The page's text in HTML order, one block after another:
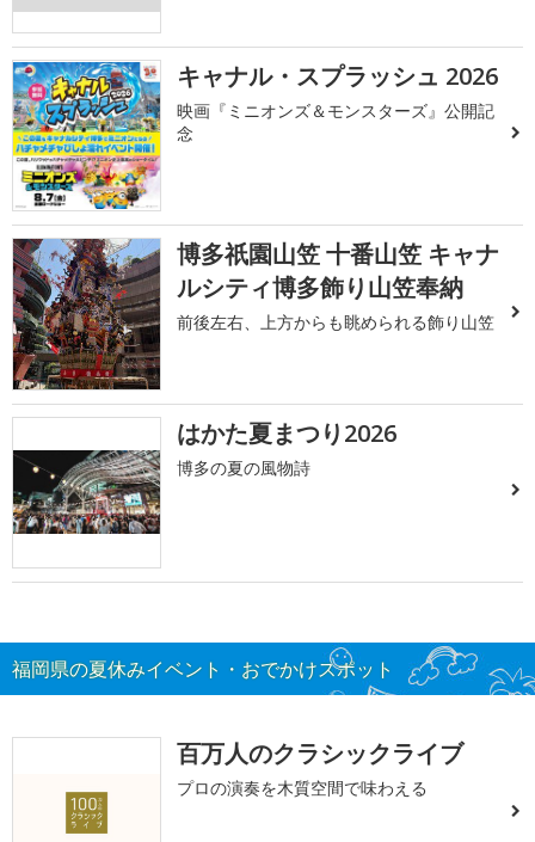
キャナル・スプラッシュ 2026
映画『ミニオンズ＆モンスターズ』公開記
念
博多祇園山笠 十番山笠 キャナ
ルシティ博多飾り山笠奉納
前後左右、上方からも眺められる飾り山笠
はかた夏まつり2026
博多の夏の風物詩
福岡県の夏休みイベント・おでかけスポット
百万人のクラシックライブ
プロの演奏を木質空間で味わえる